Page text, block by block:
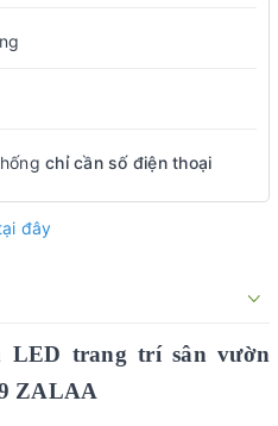
chỉ cần số điện thoại
đây
LED trang trí sân vườn
ZALAA